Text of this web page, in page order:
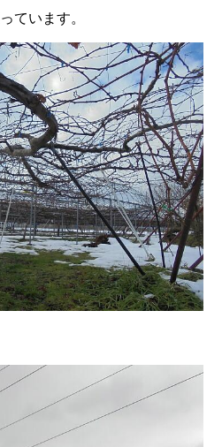
ています。